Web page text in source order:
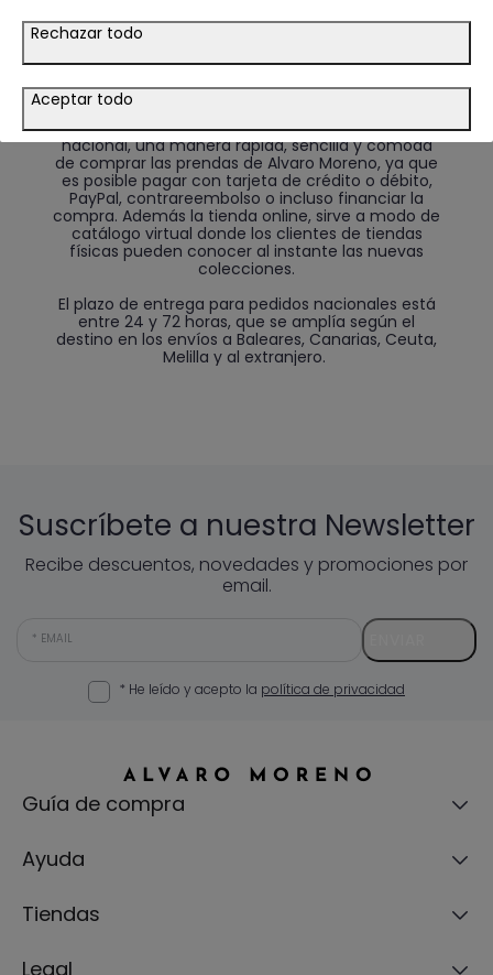
nuevas tecnologías, pantallas LEDs con vídeos de
alta calidad, sonorización y marketing olfativo y
un visual estudiado y de acuerdo con las
www.alvaromoreno.comes un referente
nacional, una manera rápida, sencilla y cómoda
de comprar las prendas de Alvaro Moreno, ya que
es posible pagar con tarjeta de crédito o débito,
PayPal, contrareembolso o incluso financiar la
compra. Además la tienda online, sirve a modo de
catálogo virtual donde los clientes de tiendas
físicas pueden conocer al instante las nuevas
colecciones.
El plazo de entrega para pedidos nacionales está
entre 24 y 72 horas, que se amplía según el
destino en los envíos a Baleares, Canarias, Ceuta,
Melilla y al extranjero.
Suscríbete a nuestra Newsletter
Recibe descuentos, novedades y promociones por
email.
EMAIL
* He leído y acepto la política de privacidad
Guía de compra
Ayuda
Tiendas
Legal
Rechazar todo
Aceptar todo